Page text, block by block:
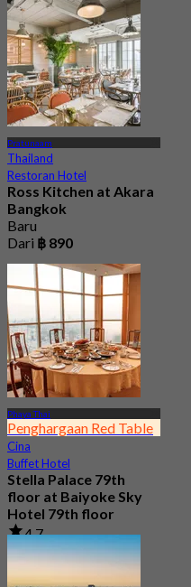
Pratunaam
Thailand
Restoran Hotel
Ross Kitchen at Akara
Bangkok
Baru
Dari ฿ 890
Phaya Thai
Penghargaan Red Table
Cina
Buffet Hotel
Stella Palace 79th
floor at Baiyoke Sky
Hotel 79th floor
4.7
6.8K telah dipesan
Dari฿ 1,350